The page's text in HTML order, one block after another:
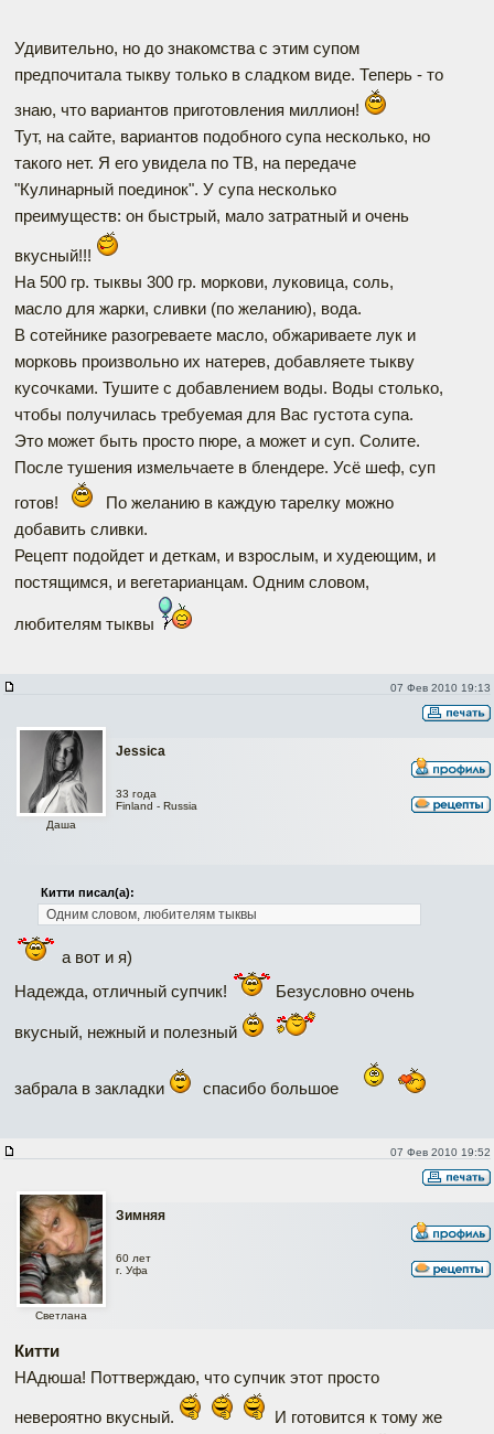
Удивительно, но до знакомства с этим супом
предпочитала тыкву только в сладком виде. Теперь - то
знаю, что вариантов приготовления миллион!
Тут, на сайте, вариантов подобного супа несколько, но
такого нет. Я его увидела по ТВ, на передаче
"Кулинарный поединок". У супа несколько
преимуществ: он быстрый, мало затратный и очень
вкусный!!!
На 500 гр. тыквы 300 гр. моркови, луковица, соль,
масло для жарки, сливки (по желанию), вода.
В сотейнике разогреваете масло, обжариваете лук и
морковь произвольно их натерев, добавляете тыкву
кусочками. Тушите с добавлением воды. Воды столько,
чтобы получилась требуемая для Вас густота супа.
Это может быть просто пюре, а может и суп. Солите.
После тушения измельчаете в блендере. Усё шеф, суп
готов!
По желанию в каждую тарелку можно
добавить сливки.
Рецепт подойдет и деткам, и взрослым, и худеющим, и
постящимся, и вегетарианцам. Одним словом,
любителям тыквы
07 Фев 2010 19:13
Jessica
Даша
33 года
Finland - Russia
Китти писал(а):
Одним словом, любителям тыквы
а вот и я)
Надежда, отличный супчик!
Безусловно очень
вкусный, нежный и полезный
забрала в закладки спасибо большое
07 Фев 2010 19:52
Зимняя
Светлана
60 лет
г. Уфа
Китти
НАдюша! Поттверждаю, что супчик этот просто
невероятно вкусный.
И готовится к тому же